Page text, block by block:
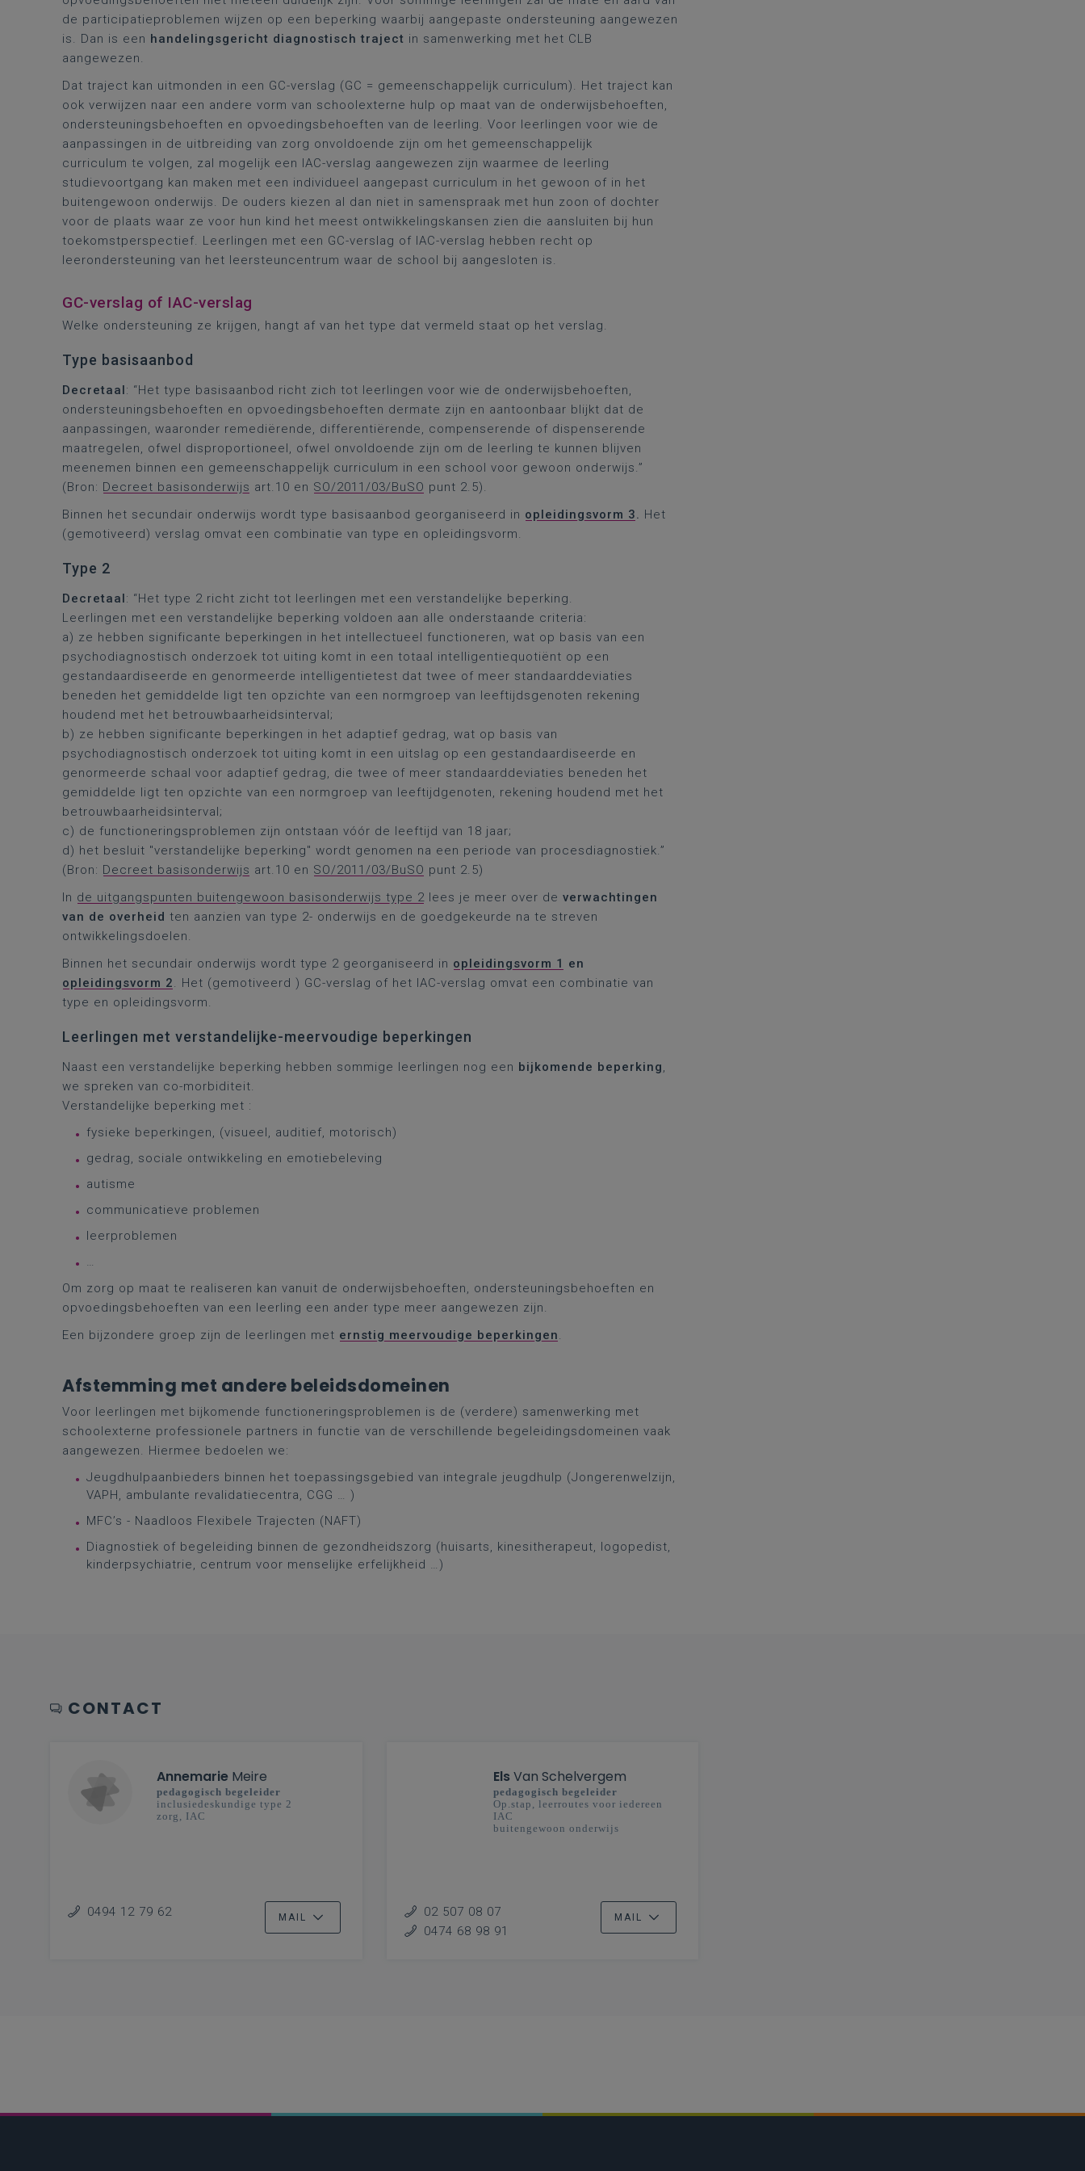
de participatieproblemen wijzen op een beperking waarbij aangepaste ondersteuning aangewezen
is. Dan is een handelingsgericht diagnostisch traject in samenwerking met het CLB
aangewezen.
Dat traject kan uitmonden in een GC-verslag (GC = gemeenschappelijk curriculum). Het traject kan
ook verwijzen naar een andere vorm van schoolexterne hulp op maat van de onderwijsbehoeften,
ondersteuningsbehoeften en opvoedingsbehoeften van de leerling. Voor leerlingen voor wie de
aanpassingen in de uitbreiding van zorg onvoldoende zijn om het gemeenschappelijk
curriculum te volgen, zal mogelijk een IAC-verslag aangewezen zijn waarmee de leerling
studievoortgang kan maken met een individueel aangepast curriculum in het gewoon of in het
buitengewoon onderwijs. De ouders kiezen al dan niet in samenspraak met hun zoon of dochter
voor de plaats waar ze voor hun kind het meest ontwikkelingskansen zien die aansluiten bij hun
toekomstperspectief. Leerlingen met een GC-verslag of IAC-verslag hebben recht op
leerondersteuning van het leersteuncentrum waar de school bij aangesloten is.
GC-verslag of IAC-verslag
Welke ondersteuning ze krijgen, hangt af van het type dat vermeld staat op het verslag.
Type basisaanbod
Decretaal: “Het type basisaanbod richt zich tot leerlingen voor wie de onderwijsbehoeften,
ondersteuningsbehoeften en opvoedingsbehoeften dermate zijn en aantoonbaar blijkt dat de
aanpassingen, waaronder remediërende, differentiërende, compenserende of dispenserende
maatregelen, ofwel disproportioneel, ofwel onvoldoende zijn om de leerling te kunnen blijven
meenemen binnen een gemeenschappelijk curriculum in een school voor gewoon onderwijs.”
(Bron: Decreet basisonderwijs art.10 en SO/2011/03/BuSO punt 2.5).
Binnen het secundair onderwijs wordt type basisaanbod georganiseerd in opleidingsvorm 3. Het
(gemotiveerd) verslag omvat een combinatie van type en opleidingsvorm.
Type 2
Decretaal: “Het type 2 richt zicht tot leerlingen met een verstandelijke beperking.
Leerlingen met een verstandelijke beperking voldoen aan alle onderstaande criteria:
a) ze hebben significante beperkingen in het intellectueel functioneren, wat op basis van een
psychodiagnostisch onderzoek tot uiting komt in een totaal intelligentiequotiënt op een
gestandaardiseerde en genormeerde intelligentietest dat twee of meer standaarddeviaties
beneden het gemiddelde ligt ten opzichte van een normgroep van leeftijdsgenoten rekening
houdend met het betrouwbaarheidsinterval;
b) ze hebben significante beperkingen in het adaptief gedrag, wat op basis van
psychodiagnostisch onderzoek tot uiting komt in een uitslag op een gestandaardiseerde en
genormeerde schaal voor adaptief gedrag, die twee of meer standaarddeviaties beneden het
gemiddelde ligt ten opzichte van een normgroep van leeftijdgenoten, rekening houdend met het
betrouwbaarheidsinterval;
c) de functioneringsproblemen zijn ontstaan vóór de leeftijd van 18 jaar;
d) het besluit "verstandelijke beperking" wordt genomen na een periode van procesdiagnostiek.”​​​​​​​
(Bron: Decreet basisonderwijs art.10 en SO/2011/03/BuSO punt 2.5)
In de uitgangspunten buitengewoon basisonderwijs type 2 lees je meer over de verwachtingen
van de overheid ten aanzien van type 2- onderwijs en de goedgekeurde na te streven
ontwikkelingsdoelen.
Binnen het secundair onderwijs wordt type 2 georganiseerd in opleidingsvorm 1 en
opleidingsvorm 2. Het (gemotiveerd ) GC-verslag of het IAC-verslag omvat een combinatie van
type en opleidingsvorm.
Leerlingen met verstandelijke-meervoudige beperkingen
Naast een verstandelijke beperking hebben sommige leerlingen nog een bijkomende beperking,
we spreken van co-morbiditeit.
Verstandelijke beperking met :
fysieke beperkingen, (visueel, auditief, motorisch)
gedrag, sociale ontwikkeling en emotiebeleving
autisme
communicatieve problemen
leerproblemen
…
Om zorg op maat te realiseren kan vanuit de onderwijsbehoeften, ondersteuningsbehoeften en
opvoedingsbehoeften van een leerling een ander type meer aangewezen zijn.
Een bijzondere groep zijn de leerlingen met ernstig meervoudige beperkingen.
Afstemming met andere beleidsdomeinen
Voor leerlingen met bijkomende functioneringsproblemen is de (verdere) samenwerking met
schoolexterne professionele partners in functie van de verschillende begeleidingsdomeinen vaak
aangewezen. Hiermee bedoelen we:
Jeugdhulpaanbieders binnen het toepassingsgebied van integrale jeugdhulp (Jongerenwelzijn,
VAPH, ambulante revalidatiecentra, CGG … )
MFC’s - Naadloos Flexibele Trajecten (NAFT)
Diagnostiek of begeleiding binnen de gezondheidszorg (huisarts, kinesitherapeut, logopedist,
kinderpsychiatrie, centrum voor menselijke erfelijkheid …)
CONTACT
Annemarie Meire
pedagogisch begeleider
inclusiedeskundige type 2
zorg, IAC
0494 12 79 62 MAIL
ElsVan Schelvergem
pedagogisch begeleider
Op.stap, leerroutes voor iedereen
IAC
buitengewoon onderwijs
02 507 08 07
0474 68 98 91
MAIL